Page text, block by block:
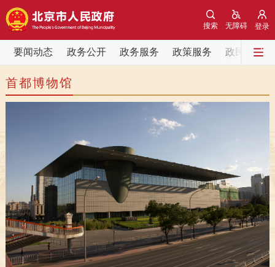
登录
无障碍
搜索
要闻动态 政务公开 政务服务 政策服务 政民互动
要闻动态
党中央精神
会议信息
各区热点
政务公开
市领导 机构职能 政策服务
政策兑现 政策解读 回应关切
首都博物馆